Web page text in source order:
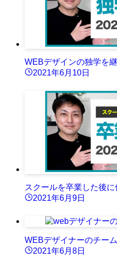
WEBデザインの独学を
2021年6月10日
スクールを卒業した後
2021年6月9日
WEBデザイナーのチー
2021年6月8日